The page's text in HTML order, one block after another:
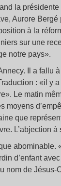
la
Aurore
à la
sur une
notre pays».
Il a fallu
: «il y
Le matin
moyens
que
L’abjection à
abominable.
d’enfant
nom de Jésus-